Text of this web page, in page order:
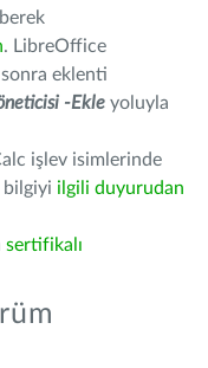
. LibreOffice
eklenti
-Ekle yoluyla
işlev isimlerinde
bilgiyi ilgili duyurudan
sertifikalı